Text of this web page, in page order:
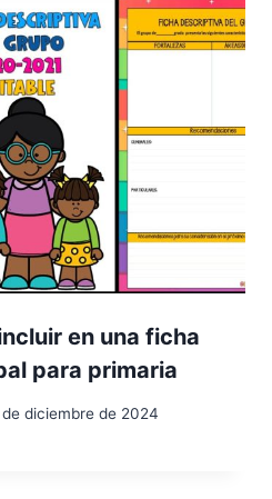
en una ficha
para primaria
de diciembre de 2024